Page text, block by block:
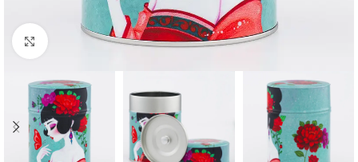
Haga clic para ampliar